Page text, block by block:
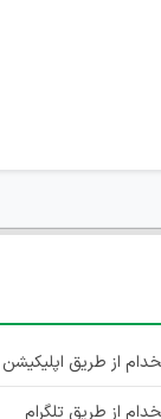
از طریق اپلیکیشن
از طریق تلگرام